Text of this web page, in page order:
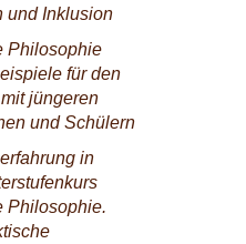
und Inklusion
Philosophie
für den
jüngeren
und Schülern
in
Philosophie.